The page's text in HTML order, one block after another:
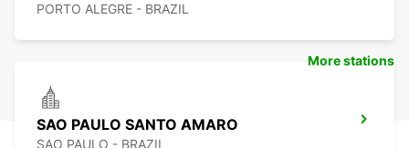
PORTO ALEGRE - BRAZIL
SAO PAULO SANTO AMARO
SAO PAULO - BRAZIL
More stations